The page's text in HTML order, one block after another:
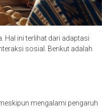
Hal ini terlihat dari adaptasi
sosial. Berikut adalah
mengalami pengaruh